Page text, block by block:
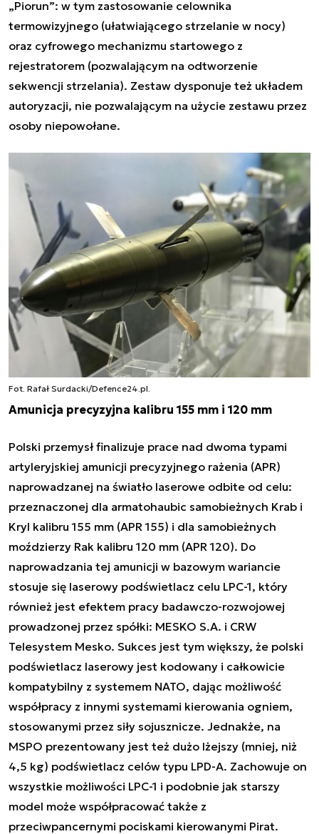
„Piorun”: w tym zastosowanie celownika
termowizyjnego (ułatwiającego strzelanie w nocy)
oraz cyfrowego mechanizmu startowego z
rejestratorem (pozwalającym na odtworzenie
sekwencji strzelania). Zestaw dysponuje też układem
autoryzacji, nie pozwalającym na użycie zestawu przez
osoby niepowołane.
Fot. Rafał Surdacki/Defence24.pl.
Amunicja precyzyjna kalibru 155 mm i 120 mm
Polski przemysł finalizuje prace nad dwoma typami
artyleryjskiej amunicji precyzyjnego rażenia (APR)
naprowadzanej na światło laserowe odbite od celu:
przeznaczonej dla armatohaubic samobieżnych Krab i
Kryl kalibru 155 mm (APR 155) i dla samobieżnych
moździerzy Rak kalibru 120 mm (APR 120). Do
naprowadzania tej amunicji w bazowym wariancie
stosuje się laserowy podświetlacz celu LPC-1, który
również jest efektem pracy badawczo-rozwojowej
prowadzonej przez spółki: MESKO S.A. i CRW
Telesystem Mesko. Sukces jest tym większy, że polski
podświetlacz laserowy jest kodowany i całkowicie
kompatybilny z systemem NATO, dając możliwość
współpracy z innymi systemami kierowania ogniem,
stosowanymi przez siły sojusznicze. Jednakże, na
MSPO prezentowany jest też dużo lżejszy (mniej, niż
4,5 kg) podświetlacz celów typu LPD-A. Zachowuje on
wszystkie możliwości LPC-1 i podobnie jak starszy
model może współpracować także z
przeciwpancernymi pociskami kierowanymi Pirat.